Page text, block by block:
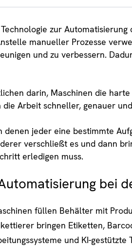
zur Automatisierung
manueller Prozesse
und zu verbessern.
darin, Maschinen die
Arbeit schneller, genauer
denen jeder eine bestimmte
verschließt es und dann
erledigen muss.
bei
füllen Behälter mit
bringen Etiketten,
und KI-